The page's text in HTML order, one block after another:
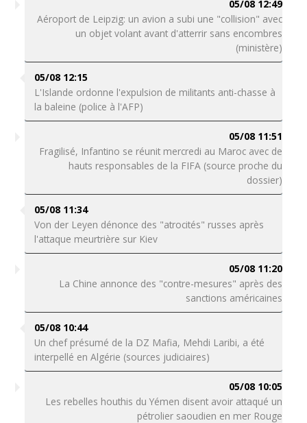
05/08 12:49
Aéroport de Leipzig: un avion a subi une "collision" avec
un objet volant avant d'atterrir sans encombres
(ministère)
05/08 12:15
L'Islande ordonne l'expulsion de militants anti-chasse à
la baleine (police à l'AFP)
05/08 11:51
Fragilisé, Infantino se réunit mercredi au Maroc avec de
hauts responsables de la FIFA (source proche du
dossier)
05/08 11:34
Von der Leyen dénonce des "atrocités" russes après
l'attaque meurtrière sur Kiev
05/08 11:20
La Chine annonce des "contre-mesures" après des
sanctions américaines
05/08 10:44
Un chef présumé de la DZ Mafia, Mehdi Laribi, a été
interpellé en Algérie (sources judiciaires)
05/08 10:05
Les rebelles houthis du Yémen disent avoir attaqué un
pétrolier saoudien en mer Rouge